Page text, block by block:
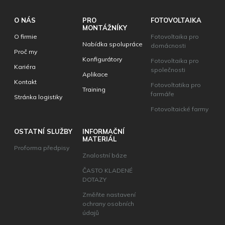
O NÁS
O firmie
Proč my
Kariéra
Kontakt
Stránka logistiky
PRO
MONTÁŽNÍKY
Nabídka spolupráce
Konfigurátory
Aplikace
Training
FOTOVOLTAIKA
Fotovoltaika pro
domácnosti
Fotovoltaika pro
společnosti
Fotovoltatika pro
farmáře
Fotovoltaické farmy
OSTATNÍ SLUŽBY
Proforma předpisy
INFORMAČNÍ
MATERIÁL
Znalostní báze
ČASTO KLADENÉ
DOTAZY
Změňte nastavení
ochrany osobních
údajů